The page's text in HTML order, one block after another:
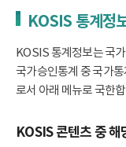
KOSIS 통계정
KOSIS 통계정보는 국
국가승인통계 중 국가
로서 아래 메뉴로 국한
KOSIS 콘텐츠 중 해